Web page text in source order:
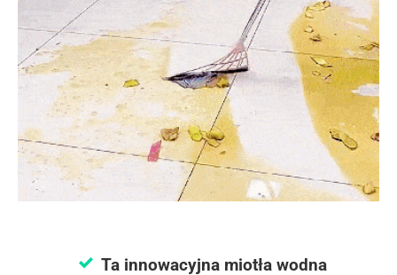
Ta innowacyjna miotła wodna